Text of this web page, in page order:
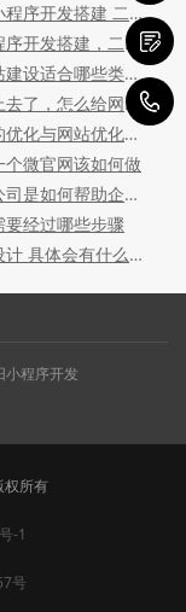
二手交易小程序开发搭建 二手交易小程序怎么搭建
二手车小程序开发搭建，二手车小程序都有那些功能？
响应式网站建设适合哪些类型的企业
网站排名上去了，怎么给网站引流? 网站引流十种方法!
网站架构的优化与网站优化之间的影响
个微官网该如何做
网站建设公司是如何帮助企业建设H5页面的
要经过哪些步骤
网页怎么设计 具体会有什么要求呢
小程序开发
所有
-1
号